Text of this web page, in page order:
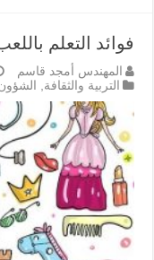
فوائد التعلم
المهندس أمجد قاسم
التربية والثقافة
الشؤون